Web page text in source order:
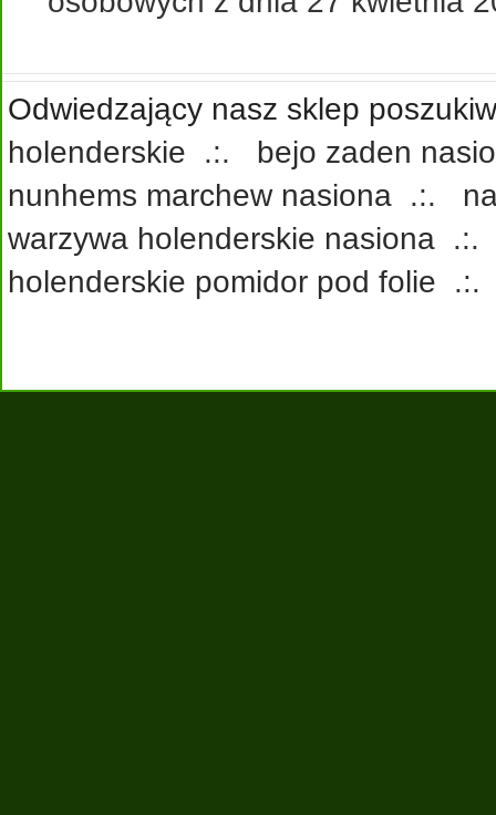
Odwiedzający nasz sklep
holenderskie .:. bejo zaden
nunhems marchew nasiona .:.
warzywa holenderskie nasiona
holenderskie pomidor pod folie